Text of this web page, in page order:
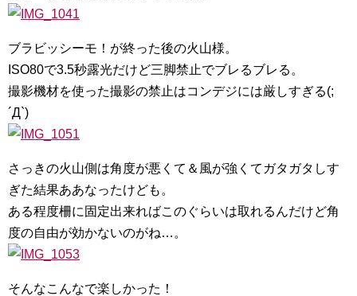
ブラビッシーモ！が終った後の火山様。
ISO80で3.5秒露光だけど三脚禁止でブレるブレる。
撮影機材を使った撮影の禁止はコンデジには厳しすぎる(;
´Д`)
さっきの火山側は角度が悪くて＆風が強くてガタガタしす
ぎた結果ああなったけども。
ある程度柵に固定出来ればこのぐらいは取れるんだけど角
度の自由が効かないのがね…。
そんなこんなで楽しかった！